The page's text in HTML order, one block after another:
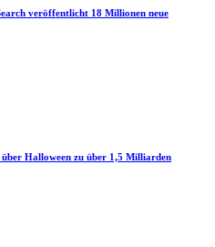
veröffentlicht 18 Millionen neue
Halloween zu über 1,5 Milliarden